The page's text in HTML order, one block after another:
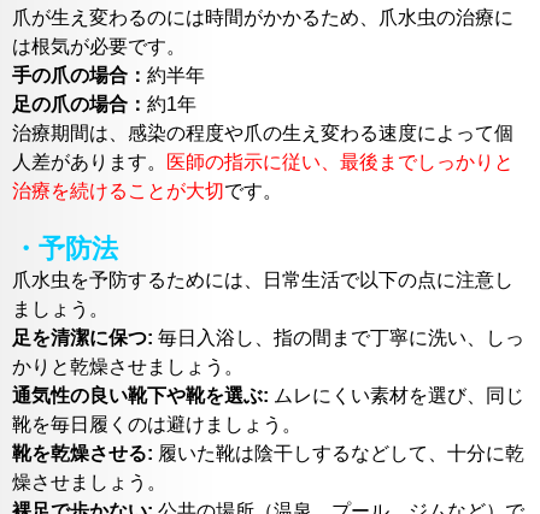
爪が生え変わるのには時間がかかるため、爪水虫の治療に
は根気が必要です。
手の爪の場合： 約半年
足の爪の場合： 約1年
治療期間は、感染の程度や爪の生え変わる速度によって個
人差があります。
医師の指示に従い、最後までしっかりと
治療を続けることが大切です。
・予防法
爪水虫を予防するためには、日常生活で以下の点に注意し
ましょう。
足を清潔に保つ: 毎日入浴し、指の間まで丁寧に洗い、しっ
かりと乾燥させましょう。
通気性の良い靴下や靴を選ぶ: ムレにくい素材を選び、同じ
靴を毎日履くのは避けましょう。
靴を乾燥させる: 履いた靴は陰干しするなどして、十分に乾
燥させましょう。